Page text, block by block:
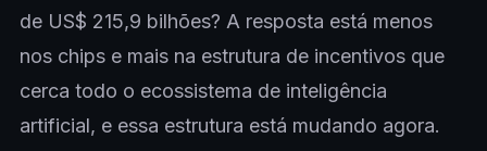
de US$ 215,9 bilhões? A resposta está menos
nos chips e mais na estrutura de incentivos que
cerca todo o ecossistema de inteligência
artificial, e essa estrutura está mudando agora.